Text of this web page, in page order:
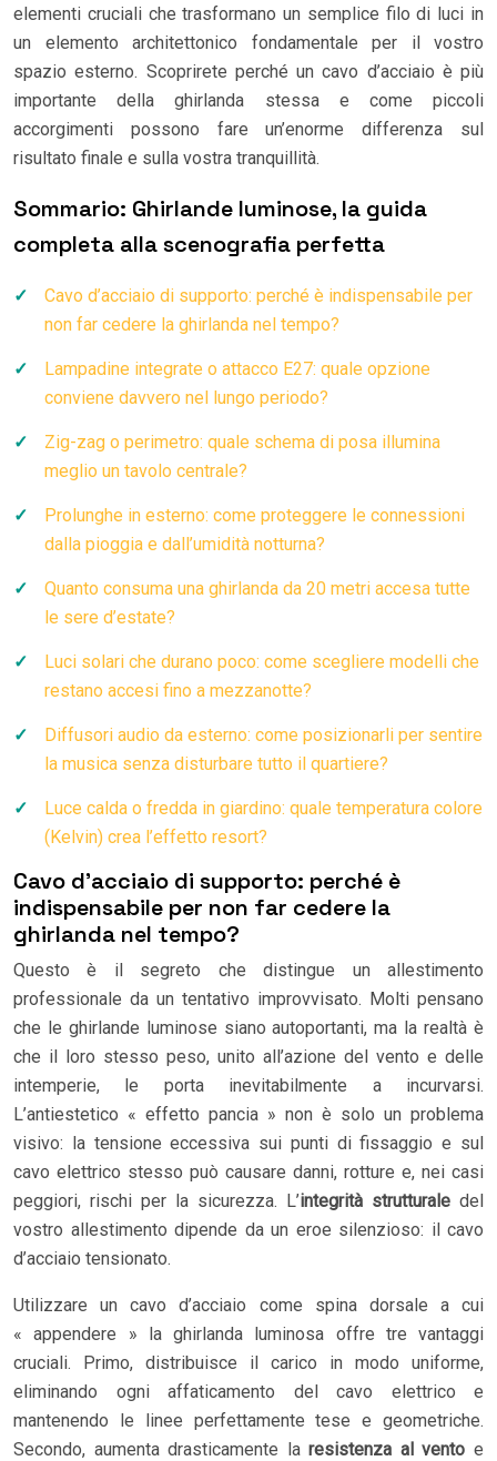
elementi cruciali che trasformano un semplice filo di luci in
un elemento architettonico fondamentale per il vostro
spazio esterno. Scoprirete perché un cavo d’acciaio è più
importante della ghirlanda stessa e come piccoli
accorgimenti possono fare un’enorme differenza sul
risultato finale e sulla vostra tranquillità.
Sommario: Ghirlande luminose, la guida
completa alla scenografia perfetta
Cavo d’acciaio di supporto: perché è indispensabile per
non far cedere la ghirlanda nel tempo?
Lampadine integrate o attacco E27: quale opzione
conviene davvero nel lungo periodo?
Zig-zag o perimetro: quale schema di posa illumina
meglio un tavolo centrale?
Prolunghe in esterno: come proteggere le connessioni
dalla pioggia e dall’umidità notturna?
Quanto consuma una ghirlanda da 20 metri accesa tutte
le sere d’estate?
Luci solari che durano poco: come scegliere modelli che
restano accesi fino a mezzanotte?
Diffusori audio da esterno: come posizionarli per sentire
la musica senza disturbare tutto il quartiere?
Luce calda o fredda in giardino: quale temperatura colore
(Kelvin) crea l’effetto resort?
Cavo d’acciaio di supporto: perché è
indispensabile per non far cedere la
ghirlanda nel tempo?
Questo è il segreto che distingue un allestimento
professionale da un tentativo improvvisato. Molti pensano
che le ghirlande luminose siano autoportanti, ma la realtà è
che il loro stesso peso, unito all’azione del vento e delle
intemperie, le porta inevitabilmente a incurvarsi.
L’antiestetico « effetto pancia » non è solo un problema
visivo: la tensione eccessiva sui punti di fissaggio e sul
cavo elettrico stesso può causare danni, rotture e, nei casi
peggiori, rischi per la sicurezza. L’integrità strutturale del
vostro allestimento dipende da un eroe silenzioso: il cavo
d’acciaio tensionato.
Utilizzare un cavo d’acciaio come spina dorsale a cui
« appendere » la ghirlanda luminosa offre tre vantaggi
cruciali. Primo, distribuisce il carico in modo uniforme,
eliminando ogni affaticamento del cavo elettrico e
mantenendo le linee perfettamente tese e geometriche.
Secondo, aumenta drasticamente laresistenza al vento e